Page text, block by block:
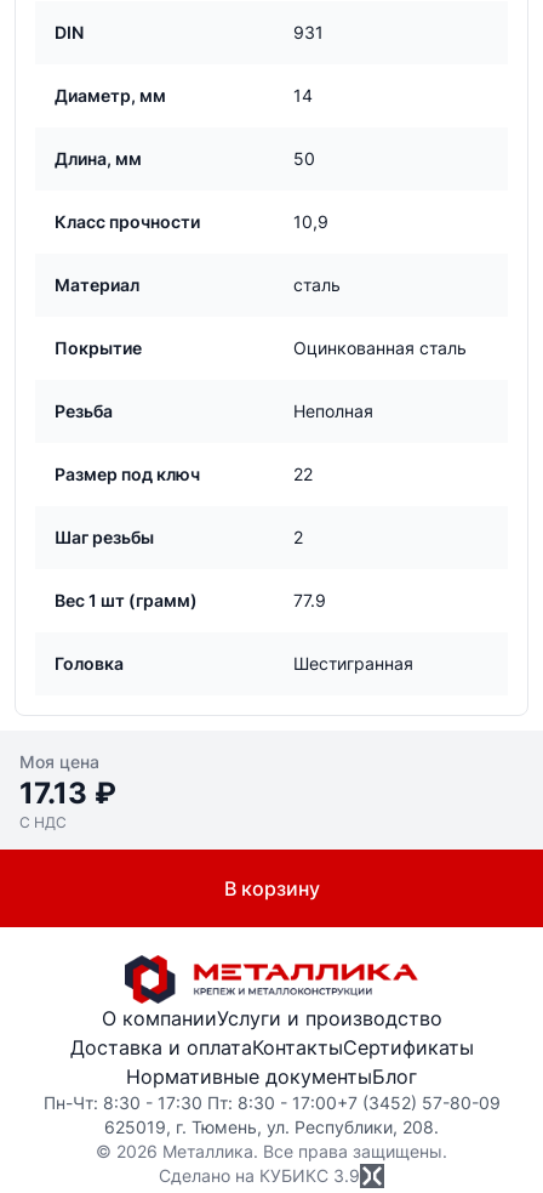
DIN 931
Диаметр, мм 14
Длина, мм 50
Класс прочности 10,9
Материал сталь
Покрытие Оцинкованная сталь
Резьба Неполная
Размер под ключ 22
Шаг резьбы 2
Вес 1 шт (грамм) 77.9
Головка Шестигранная
Моя цена
17.13 ₽
С НДС
В корзину
О компанииУслуги и производство
Доставка и оплатаКонтактыСертификаты
Нормативные документыБлог
Пн-Чт: 8:30 - 17:30 Пт: 8:30 - 17:00+7 (3452) 57-80-09
625019, г. Тюмень, ул. Республики, 208.
© 2026 Металлика. Все права защищены.
Сделано на КУБИКС 3.9